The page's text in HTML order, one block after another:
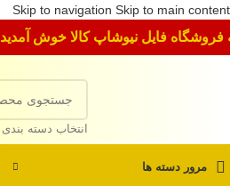
Skip to navigation Skip to main content
فروشگاه فایل نیوشاپ کالا خوش آمدید
انتخاب دسته بندی
مرور دسته ها